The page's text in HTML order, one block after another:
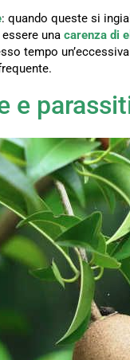
: quando queste si
una carenza di
tempo
e